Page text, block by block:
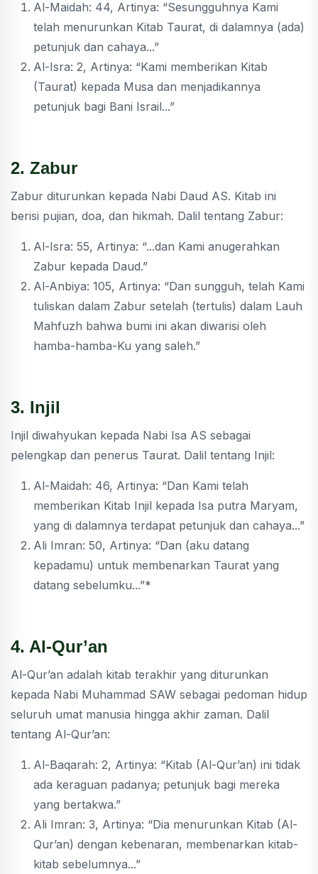
Al-Maidah: 44, Artinya: “Sesungguhnya Kami
telah menurunkan Kitab Taurat, di dalamnya (ada)
petunjuk dan cahaya...”
Al-Isra: 2, Artinya: “Kami memberikan Kitab
(Taurat) kepada Musa dan menjadikannya
petunjuk bagi Bani Israil...”
2. Zabur
Zabur diturunkan kepada Nabi Daud AS. Kitab ini
berisi pujian, doa, dan hikmah. Dalil tentang Zabur:
Al-Isra: 55, Artinya: “...dan Kami anugerahkan
Zabur kepada Daud.”
Al-Anbiya: 105, Artinya: “Dan sungguh, telah Kami
tuliskan dalam Zabur setelah (tertulis) dalam Lauh
Mahfuzh bahwa bumi ini akan diwarisi oleh
hamba-hamba-Ku yang saleh.”
3. Injil
Injil diwahyukan kepada Nabi Isa AS sebagai
pelengkap dan penerus Taurat. Dalil tentang Injil:
Al-Maidah: 46, Artinya: “Dan Kami telah
memberikan Kitab Injil kepada Isa putra Maryam,
yang di dalamnya terdapat petunjuk dan cahaya...”
Ali Imran: 50, Artinya: “Dan (aku datang
kepadamu) untuk membenarkan Taurat yang
datang sebelumku...”*
4. Al-Qur’an
Al-Qur’an adalah kitab terakhir yang diturunkan
kepada Nabi Muhammad SAW sebagai pedoman hidup
seluruh umat manusia hingga akhir zaman. Dalil
tentang Al-Qur’an:
Al-Baqarah: 2, Artinya: “Kitab (Al-Qur’an) ini tidak
ada keraguan padanya; petunjuk bagi mereka
yang bertakwa.”
Ali Imran: 3, Artinya: “Dia menurunkan Kitab (Al-
Qur’an) dengan kebenaran, membenarkan kitab-
kitab sebelumnya...”